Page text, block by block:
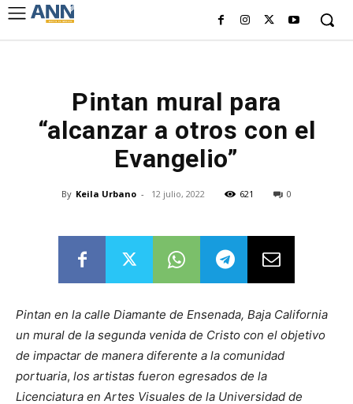
Pintan mural para
“alcanzar a otros con el
Evangelio”
By Keila Urbano - 12 julio, 2022 621 0
Pintan en la calle Diamante de Ensenada, Baja California
un mural de la segunda venida de Cristo con el objetivo
de impactar de manera diferente a la comunidad
portuaria, los artistas fueron egresados de la
Licenciatura en Artes Visuales de la Universidad de